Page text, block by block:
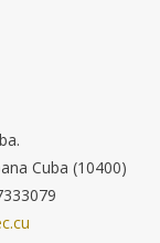
Cuba (10400)